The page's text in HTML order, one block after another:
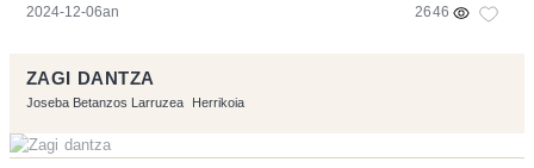
2024-12-06an 2646
ZAGI DANTZA
Joseba Betanzos Larruzea Herrikoia